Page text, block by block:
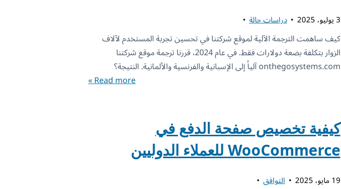
3 يوليو، 2025 دراسات حالة
كيف ساهمت الترجمة الآلية لموقع شركتنا في تحسين تجربة المستخدم لآلاف
الزوار بتكلفة بضعة دولارات فقط. في عام 2024، قررنا ترجمة موقع شركتنا
onthegosystems.com آلياً إلى الإسبانية والفرنسية والألمانية. النتيجة؟
Read more »
كيفية تخصيص صفحة الدفع في
WooCommerce للعملاء الدوليين
19 مايو، 2025 التوافق